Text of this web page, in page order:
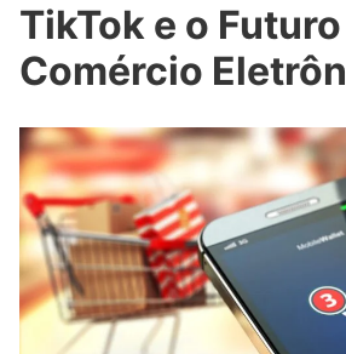
TikTok e o
Comércio